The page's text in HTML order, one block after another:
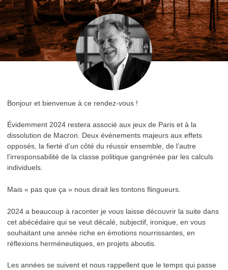
Bonjour et bienvenue à ce rendez-vous !
Évidemment 2024 restera associé aux jeux de Paris et à la
dissolution de Macron. Deux évènements majeurs aux effets
opposés, la fierté d’un côté du réussir ensemble, de l’autre
l’irresponsabilité de la classe politique gangrénée par les calculs
individuels.
Mais « pas que ça » nous dirait les tontons flingueurs.
2024 a beaucoup à raconter je vous laisse découvrir la suite dans
cet abécédaire qui se veut décalé, subjectif, ironique, en vous
souhaitant une année riche en émotions nourrissantes, en
réflexions herméneutiques, en projets aboutis.
Les années se suivent et nous rappellent que le temps qui passe